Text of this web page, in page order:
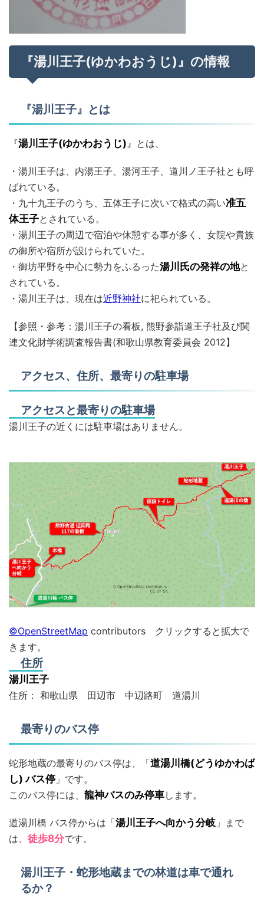
『湯川王子(ゆかわおうじ)』の情報
『湯川王子』とは
『湯川王子(ゆかわおうじ)』とは、
・湯川王子は、内湯王子、湯河王子、道川ノ王子社とも呼
ばれている。
・九十九王子のうち、五体王子に次いで格式の高い准五
体王子とされている。
・湯川王子の周辺で宿泊や休憩する事が多く、女院や貴族
の御所や宿所が設けられていた。
・御坊平野を中心に勢力をふるった湯川氏の発祥の地と
されている。
・湯川王子は、現在は近野神社に祀られている。
【参照・参考：湯川王子の看板, 熊野参詣道王子社及び関
連文化財学術調査報告書(和歌山県教育委員会 2012】
アクセス、住所、最寄りの駐車場
アクセスと最寄りの駐車場
湯川王子の近くには駐車場はありません。
©OpenStreetMap contributors クリックすると拡大で
きます。
住所
湯川王子
住所： 和歌山県 田辺市 中辺路町 道湯川
最寄りのバス停
蛇形地蔵の最寄りのバス停は、「道湯川橋(どうゆかわば
し) バス停 」です。
このバス停には、 龍神バスのみ停車します。
道湯川橋 バス停からは「湯川王子へ向かう分岐 」まで
は、 徒歩8分です。
湯川王子・蛇形地蔵までの林道は車で通れ
るか？